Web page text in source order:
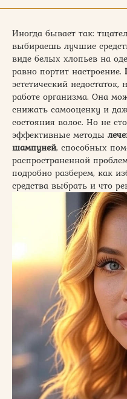
Иногда бывает так:
выбираешь лучшие
виде белых хлопьев на
равно портит настроение.
эстетический
работе организма. Она
снижать самооценку и
состояния волос. Но не
эффективные методы
шампуней, способных
распространенной
подробно разберем, как
средства выбрать и что